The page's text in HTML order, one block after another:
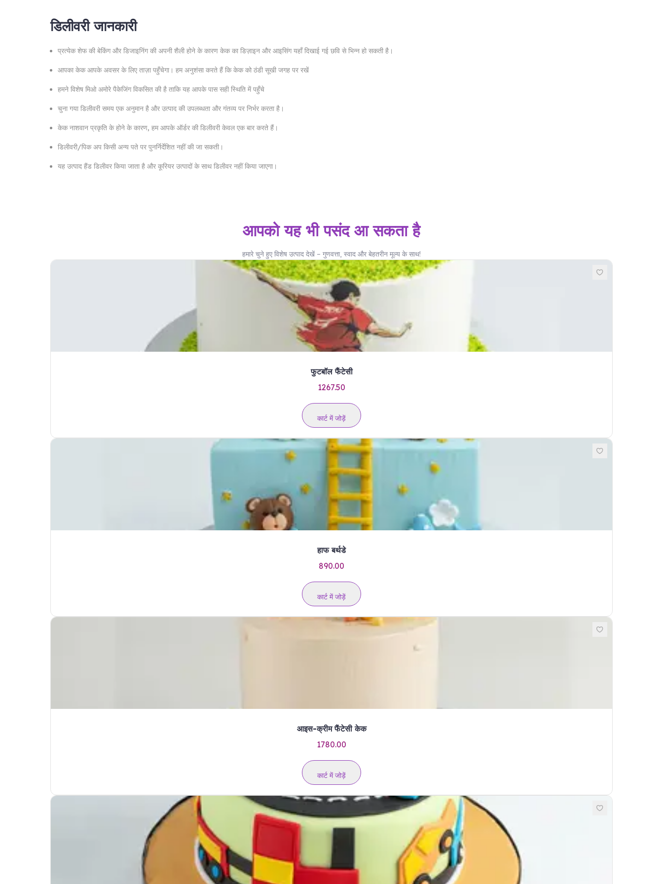
डिलीवरी जानकारी
प्रत्येक शेफ की बेकिंग और डिजाइनिंग की अपनी शैली होने के कारण केक का डिज़ाइन और आइसिंग यहाँ दिखाई गई छवि से भिन्न हो सकती है।
आपका केक आपके अवसर के लिए ताज़ा पहुँचेगा। हम अनुशंसा करते हैं कि केक को ठंडी सूखी जगह पर रखें
हमने विशेष मिओ अमोरे पैकेजिंग विकसित की है ताकि यह आपके पास सही स्थिति में पहुँचे
चुना गया डिलीवरी समय एक अनुमान है और उत्पाद की उपलब्धता और गंतव्य पर निर्भर करता है।
केक नाशवान प्रकृति के होने के कारण, हम आपके ऑर्डर की डिलीवरी केवल एक बार करते हैं।
डिलीवरी/पिक अप किसी अन्य पते पर पुनर्निर्देशित नहीं की जा सकती।
यह उत्पाद हैंड डिलीवर किया जाता है और कूरियर उत्पादों के साथ डिलीवर नहीं किया जाएगा।
आपको यह भी पसंद आ सकता है
हमारे चुने हुए विशेष उत्पाद देखें – गुणवत्ता, स्वाद और बेहतरीन मूल्य के साथ!
फुटबॉल फैंटेसी
1267.50
कार्ट में जोड़ें
हाफ बर्थडे
890.00
कार्ट में जोड़ें
आइस-क्रीम फैंटेसी केक
1780.00
कार्ट में जोड़ें